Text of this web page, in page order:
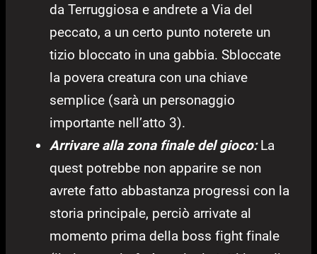
da Terruggiosa e andrete a Via del
peccato, a un certo punto noterete un
tizio bloccato in una gabbia. Sbloccate
la povera creatura con una chiave
semplice (sarà un personaggio
importante nell’atto 3).
Arrivare alla zona finale del gioco:La
quest potrebbe non apparire se non
avrete fatto abbastanza progressi con la
storia principale, perciò arrivate al
momento prima della boss fight finale